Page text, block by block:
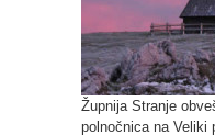
Župnija Stranje
polnočnica na Veliki